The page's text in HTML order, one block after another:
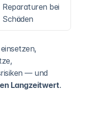
Reparaturen bei
Schäden
— und
Langzeitwert.